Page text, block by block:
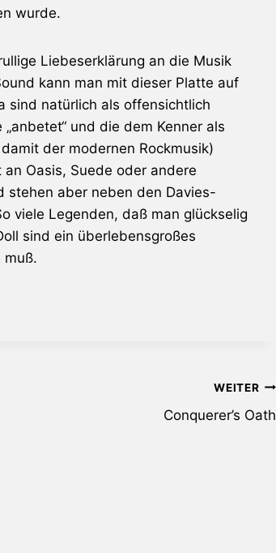
wurde.
Liebeserklärung an die Musik
kann man mit dieser Platte auf
sind natürlich als offensichtlich
und die dem Kenner als
der modernen Rockmusik)
an Oasis, Suede oder andere
stehen aber neben den Davies-
viele Legenden, daß man glückselig
sind ein überlebensgroßes
muß.
WEITER
Conquerer’s Oath